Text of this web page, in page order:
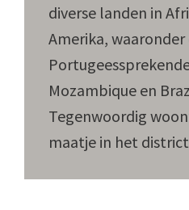
diverse landen in
Amerika,
Mozambique en
Tegenwoordig
maatje in het district